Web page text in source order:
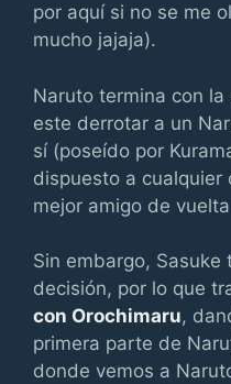
por aquí si no se me
mucho jajaja).
Naruto termina con
este derrotar a un
sí (poseído por
dispuesto a cualquier
mejor amigo de
Sin embargo, Sasuke
decisión, por lo que
con Orochimaru,
primera parte de
donde vemos a